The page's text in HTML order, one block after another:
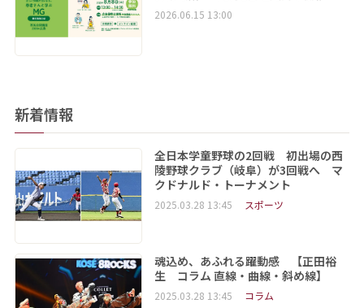
2026.06.15 13:00
新着情報
全日本学童野球の2回戦 初出場の西
陵野球クラブ（岐阜）が3回戦へ マ
クドナルド・トーナメント
2025.03.28 13:45 スポーツ
魂込め、あふれる躍動感 【正田裕
生 コラム 直線・曲線・斜め線】
2025.03.28 13:45 コラム